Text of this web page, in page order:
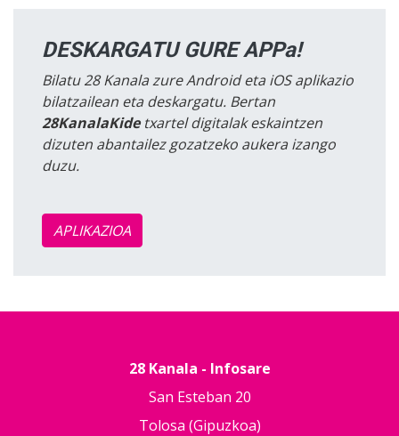
DESKARGATU GURE APPa!
Bilatu 28 Kanala zure Android eta iOS aplikazio
bilatzailean eta deskargatu. Bertan
28KanalaKidetxartel digitalak eskaintzen
dizuten abantailez gozatzeko aukera izango
duzu.
APLIKAZIOA
28 Kanala - Infosare
San Esteban 20
Tolosa (Gipuzkoa)